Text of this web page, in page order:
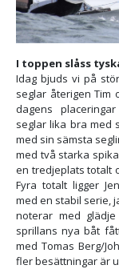
I toppen slåss
Idag bjuds vi på
seglar återigen Tim
dagens
seglar lika bra med
med sin sämsta
med två starka
en tredjeplats totalt
Fyra totalt ligger
med en stabil serie,
noterar med
sprillans nya båt
med Tomas Berg/
fler besättningar är